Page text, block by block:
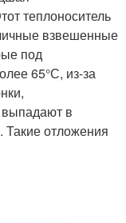
теплоноситель
взвешенные
под
65°С, из-за
выпадают в
Такие отложения